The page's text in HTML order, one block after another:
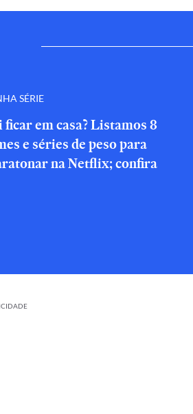
SÉRIE
ficar em casa? Listamos 8
e séries de peso para
na Netflix; confira